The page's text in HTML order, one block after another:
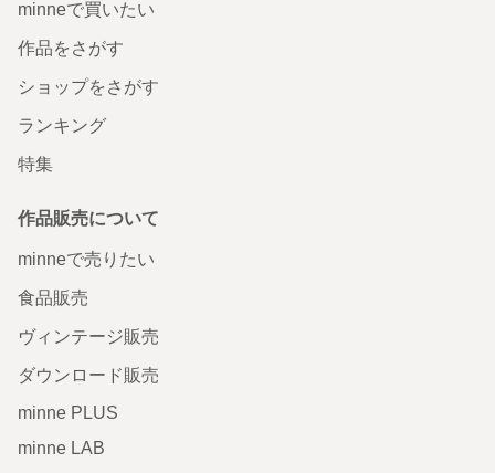
minneで買いたい
作品をさがす
ショップをさがす
ランキング
特集
作品販売について
minneで売りたい
食品販売
ヴィンテージ販売
ダウンロード販売
minne PLUS
minne LAB